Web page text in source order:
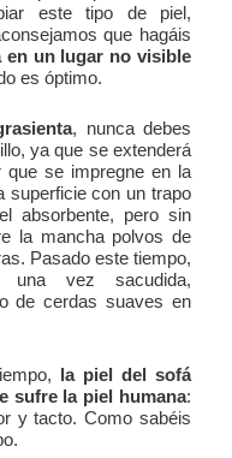
este tipo de piel,
que hagáis
en un lugar no visible
es óptimo.
, nunca debes
ya que se extenderá
se impregne en la
superficie con un trapo
absorbente, pero sin
la mancha polvos de
Pasado este tiempo,
una vez sacudida,
de cerdas suaves en
la piel del sofá
sufre la piel humana:
y tacto. Como sabéis